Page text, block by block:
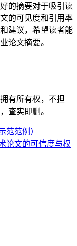
的摘要对于吸引读
的可见度和引用率
建议，希望读者能
论文摘要。
有所有权，不担
查实即删。
范范例）
论文的可信度与权